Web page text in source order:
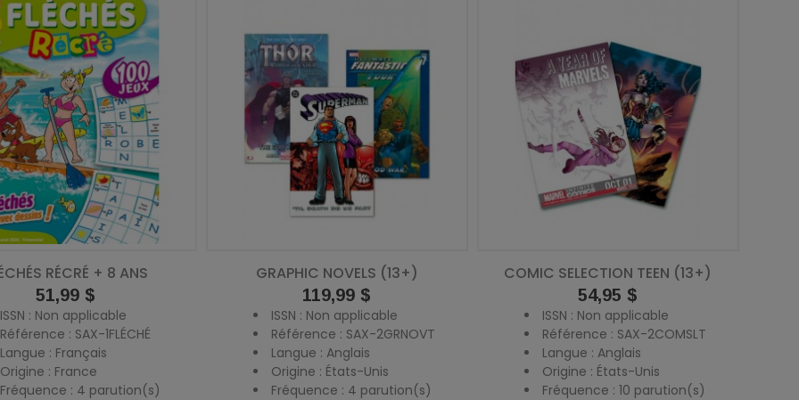
RÉCRÉ + 8 ANS
Prix
51,99 $
ISSN : Non applicable
Référence : SAX-1FLÉCHÉ
Langue : Français
Origine : France
Fréquence : 4 parution(s)
GRAPHIC NOVELS (13+)
Prix
119,99 $
ISSN : Non applicable
Référence : SAX-2GRNOVT
Langue : Anglais
Origine : États-Unis
Fréquence : 4 parution(s)
COMIC SELECTION TEEN (13+)
Prix
54,95 $
ISSN : Non applicable
Référence : SAX-2COMSLT
Langue : Anglais
Origine : États-Unis
Fréquence : 10 parution(s)